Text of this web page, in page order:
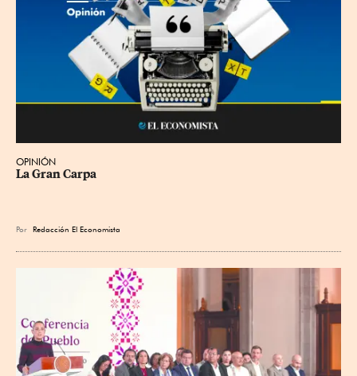
OPINIÓN
La Gran Carpa
Por Redacción El Economista